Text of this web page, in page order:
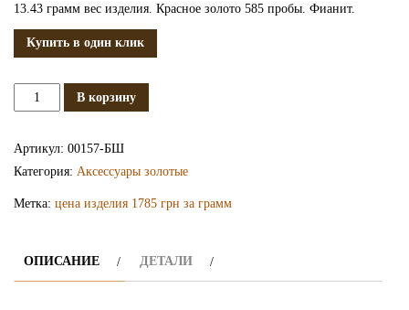
13.43 грамм вес изделия. Красное золото 585 пробы. Фианит.
Купить в один клик
КоличествоВ корзину
Артикул: 00157-БШ
Категория: Аксессуары золотые
Метка: цена изделия 1785 грн за грамм
ОПИСАНИЕ ДЕТАЛИ